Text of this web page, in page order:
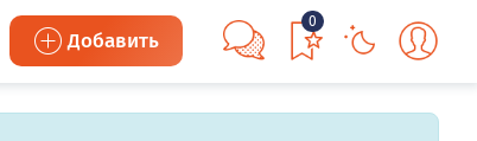
Добавить
0